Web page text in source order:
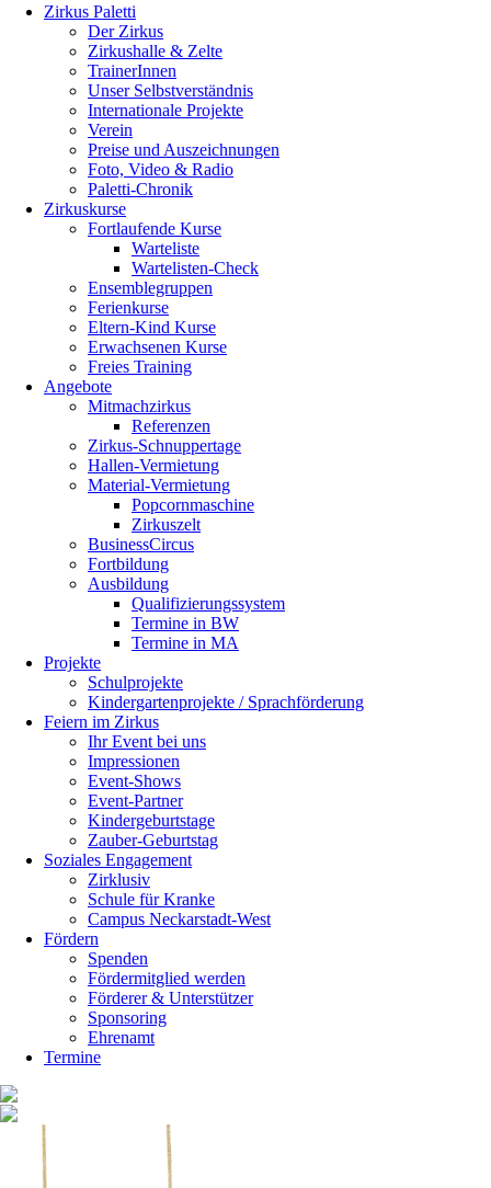
Zirkus Paletti
Der Zirkus
Zirkushalle & Zelte
TrainerInnen
Unser Selbstverständnis
Internationale Projekte
Verein
Preise und Auszeichnungen
Foto, Video & Radio
Paletti-Chronik
Zirkuskurse
Fortlaufende Kurse
Warteliste
Wartelisten-Check
Ensemblegruppen
Ferienkurse
Eltern-Kind Kurse
Erwachsenen Kurse
Freies Training
Angebote
Mitmachzirkus
Referenzen
Zirkus-Schnuppertage
Hallen-Vermietung
Material-Vermietung
Popcornmaschine
Zirkuszelt
BusinessCircus
Fortbildung
Ausbildung
Qualifizierungssystem
Termine in BW
Termine in MA
Projekte
Schulprojekte
Kindergartenprojekte / Sprachförderung
Feiern im Zirkus
Ihr Event bei uns
Impressionen
Event-Shows
Event-Partner
Kindergeburtstage
Zauber-Geburtstag
Soziales Engagement
Zirklusiv
Schule für Kranke
Campus Neckarstadt-West
Fördern
Spenden
Fördermitglied werden
Förderer & Unterstützer
Sponsoring
Ehrenamt
Termine